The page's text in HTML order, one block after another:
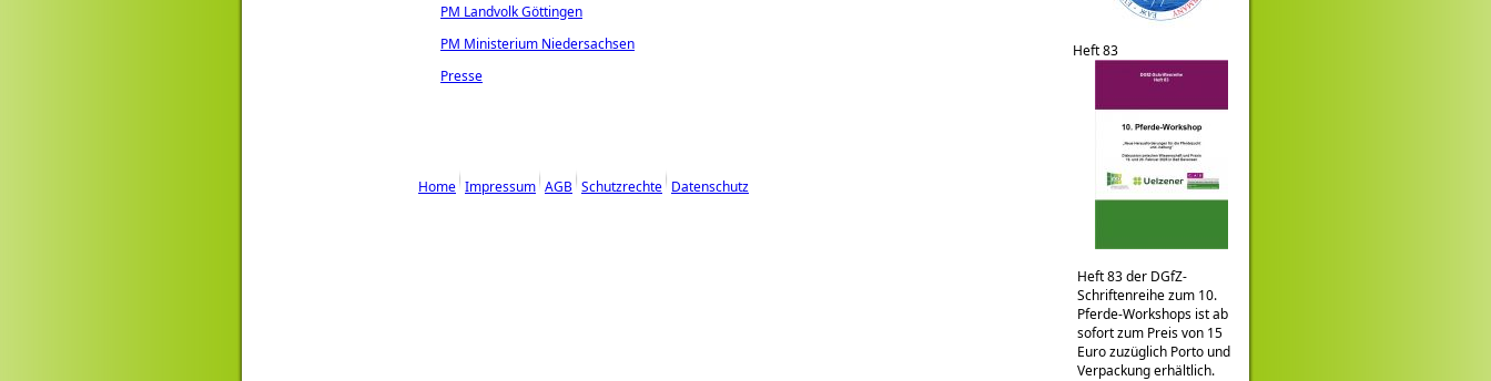
PM Landvolk Göttingen
PM Ministerium Niedersachsen
Presse
Home Impressum AGB Schutzrechte Datenschutz
Heft 83
Heft 83 der DGfZ-
Schriftenreihe zum 10.
Pferde-Workshops ist ab
sofort zum Preis von 15
Euro zuzüglich Porto und
Verpackung erhältlich.